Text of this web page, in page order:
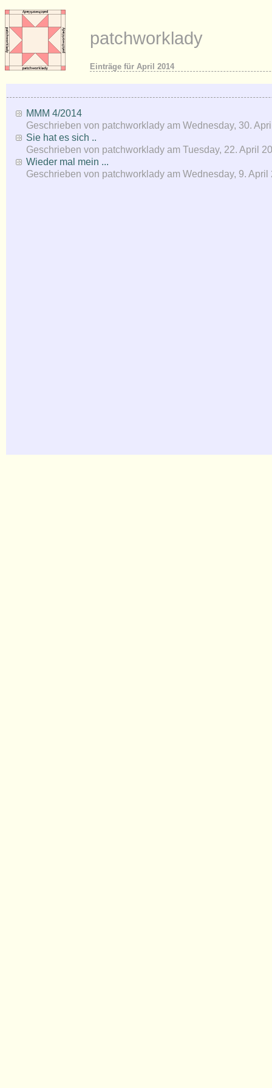
patchworklady
Einträge für April 2014
MMM 4/2014
Geschrieben von patchworklady am Wednesday, 30.
Sie hat es sich ..
Geschrieben von patchworklady am Tuesday, 22. April
Wieder mal mein ...
Geschrieben von patchworklady am Wednesday, 9. April